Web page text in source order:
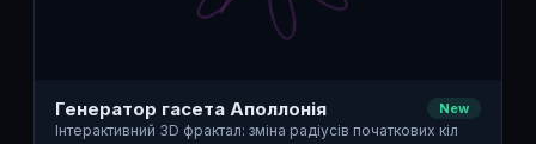
Генератор гасета Аполлонія New
Інтерактивний 3D фрактал: зміна радіусів початкових кіл